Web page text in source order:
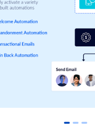
0 1 2